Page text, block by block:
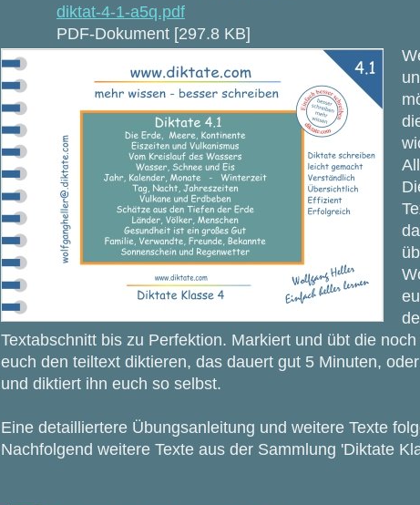
diktat-4-1-a5q.pdf
PDF-Dokument [297.8 KB]
Textabschnitt bis zu Perfektion. Markiert und übt die
euch den teiltext diktieren, das dauert gut 5 Minuten,
und diktiert ihn euch so selbst.
Eine detailliertere Übungsanleitung und weitere Texte
Nachfolgend weitere Texte aus der Sammlung 'Diktate